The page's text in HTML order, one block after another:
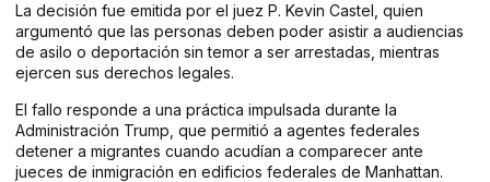
La decisión fue emitida por el juez P. Kevin Castel, quien
argumentó que las personas deben poder asistir a audiencias
de asilo o deportación sin temor a ser arrestadas, mientras
ejercen sus derechos legales.
El fallo responde a una práctica impulsada durante la
Administración Trump, que permitió a agentes federales
detener a migrantes cuando acudían a comparecer ante
jueces de inmigración en edificios federales de Manhattan.